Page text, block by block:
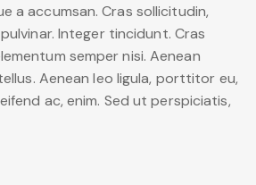
a accumsan. Cras sollicitudin,
Integer tincidunt. Cras
semper nisi. Aenean
Aenean leo ligula, porttitor eu,
ac, enim. Sed ut perspiciatis,